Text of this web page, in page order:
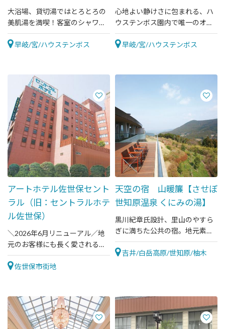
大浴場、貸切湯ではとろとろの
美肌湯を満喫！客室のシャワー
やお風呂も天然温泉です♪
早岐/宮/ハウステンボス
心地よい静けさに包まれる、ハ
ウステンボス園内で唯一のオー
シャンフロントホテル
早岐/宮/ハウステンボス
アートホテル佐世保セント
ラル（旧：セントラルホテ
ル佐世保）
＼2026年6月リニューアル／地
元のお客様にも長く愛されるレ
ストランも併設したホテルで
す。
佐世保市街地
天空の宿 山暖簾【させぼ
世知原温泉 くにみの湯】
黒川紀章氏設計、里山のやすら
ぎに満ちた公共の宿。地元素材
を使った創作料理と大パノラマ
露天温泉が絶品！！
吉井/白岳高原/世知原/柚木